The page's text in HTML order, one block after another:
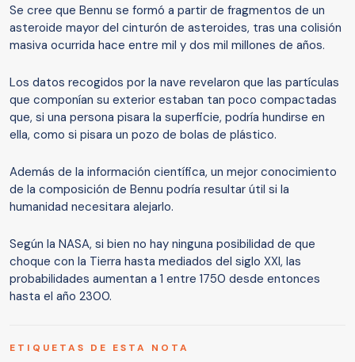
Se cree que Bennu se formó a partir de fragmentos de un
asteroide mayor del cinturón de asteroides, tras una colisión
masiva ocurrida hace entre mil y dos mil millones de años.
Los datos recogidos por la nave revelaron que las partículas
que componían su exterior estaban tan poco compactadas
que, si una persona pisara la superficie, podría hundirse en
ella, como si pisara un pozo de bolas de plástico.
Además de la información científica, un mejor conocimiento
de la composición de Bennu podría resultar útil si la
humanidad necesitara alejarlo.
Según la NASA, si bien no hay ninguna posibilidad de que
choque con la Tierra hasta mediados del siglo XXI, las
probabilidades aumentan a 1 entre 1750 desde entonces
hasta el año 2300.
ETIQUETAS DE ESTA NOTA